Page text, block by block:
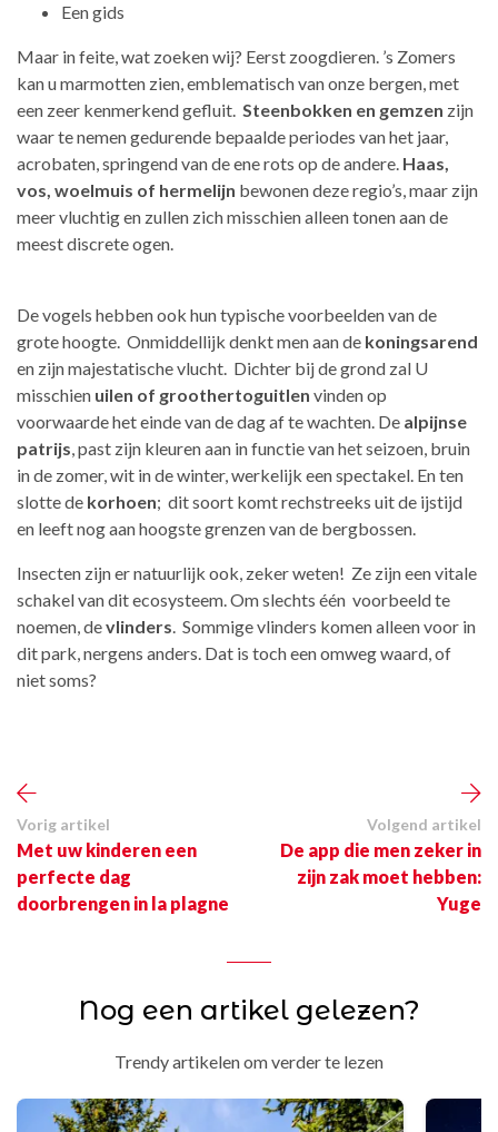
Een gids
Maar in feite, wat zoeken wij? Eerst zoogdieren. ’s Zomers
kan u marmotten zien, emblematisch van onze bergen, met
een zeer kenmerkend gefluit. Steenbokken en gemzen zijn
waar te nemen gedurende bepaalde periodes van het jaar,
acrobaten, springend van de ene rots op de andere. Haas,
vos, woelmuis of hermelijn bewonen deze regio’s, maar zijn
meer vluchtig en zullen zich misschien alleen tonen aan de
meest discrete ogen.
De vogels hebben ook hun typische voorbeelden van de
grote hoogte. Onmiddellijk denkt men aan de koningsarend
en zijn majestatische vlucht. Dichter bij de grond zal U
misschien uilen of groothertoguitlen vinden op
voorwaarde het einde van de dag af te wachten. De alpijnse
patrijs, past zijn kleuren aan in functie van het seizoen, bruin
in de zomer, wit in de winter, werkelijk een spectakel. En ten
slotte de korhoen; dit soort komt rechstreeks uit de ijstijd
en leeft nog aan hoogste grenzen van de bergbossen.
Insecten zijn er natuurlijk ook, zeker weten! Ze zijn een vitale
schakel van dit ecosysteem. Om slechts één voorbeeld te
noemen, devlinders. Sommige vlinders komen alleen voor in
dit park, nergens anders. Dat is toch een omweg waard, of
niet soms?
Vorig artikel
Met uw kinderen een
perfecte dag
doorbrengen in la plagne
Volgend artikel
De app die men zeker in
zijn zak moet hebben:
Yuge
Nog een artikel gelezen?
Trendy artikelen om verder te lezen